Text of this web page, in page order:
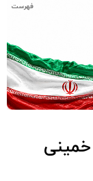
فهرست
خمینی